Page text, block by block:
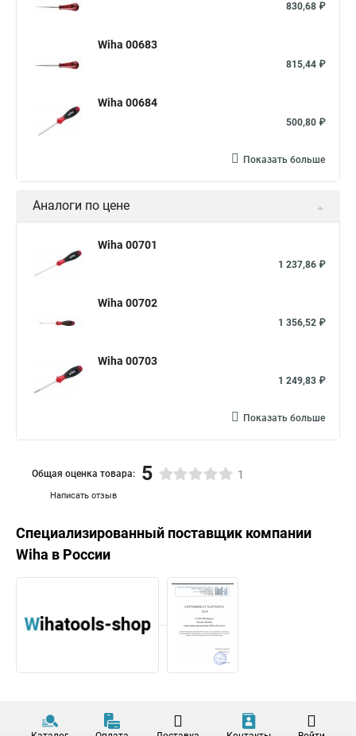
830,68 ₽
Wiha 00683
815,44 ₽
Wiha 00684
500,80 ₽
Показать больше
Аналоги по цене
Wiha 00701
1 237,86 ₽
Wiha 00702
1 356,52 ₽
Wiha 00703
1 249,83 ₽
Показать больше
Написать отзыв
Общая оценка товара: 5 1
Специализированный поставщик компании
Wiha в России